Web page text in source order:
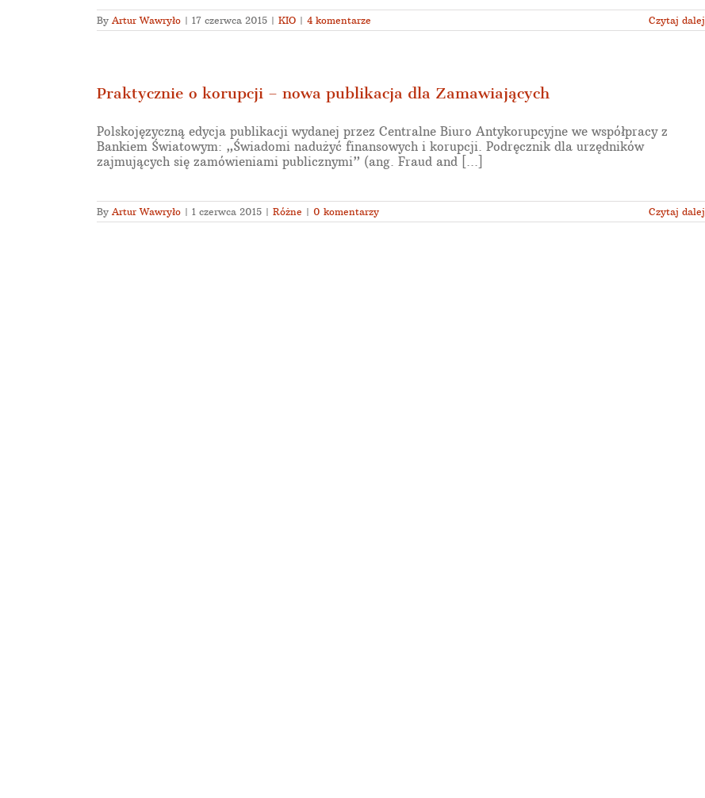
By Artur Wawryło | 17 czerwca 2015 | KIO | 4 komentarze Czytaj dalej
Praktycznie o korupcji – nowa publikacja dla Zamawiających
Polskojęzyczną edycja publikacji wydanej przez Centralne Biuro Antykorupcyjne we współpracy z
Bankiem Światowym: „Świadomi nadużyć finansowych i korupcji. Podręcznik dla urzędników
zajmujących się zamówieniami publicznymi” (ang. Fraud and [...]
By Artur Wawryło | 1 czerwca 2015 | Różne | 0 komentarzy Czytaj dalej